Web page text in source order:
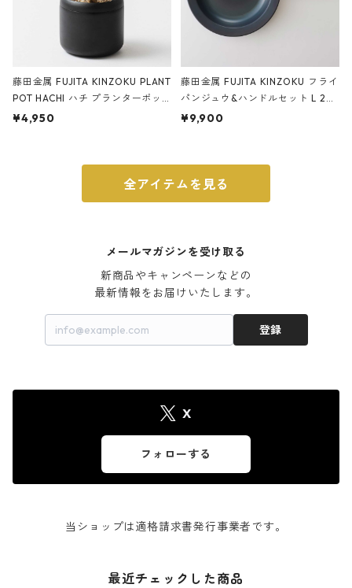
藤田金属 FUJITA KINZOKU PLANT
POT HACHI ハチ プランターポッ
ト 3号 ブラック
¥4,950
藤田金属 FUJITA KINZOKU フライ
パンジュウ&ハンドルセット L 24c
m ガス火・IH対応 鉄フライパン
¥9,900
全アイテムを見る
メールマガジンを受け取る
新商品やキャンペーンなどの
最新情報をお届けいたします。
登録
X
フォローする
当ショップは適格請求書発行事業者です。
最近チェックした商品